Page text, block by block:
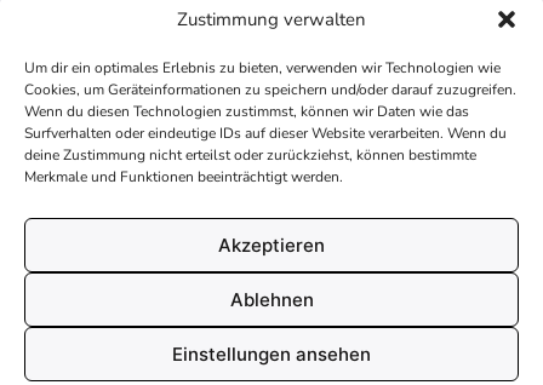
Zustimmung verwalten
Um dir ein optimales Erlebnis zu bieten, verwenden wir Technologien wie
Cookies, um Geräteinformationen zu speichern und/oder darauf zuzugreifen.
Wenn du diesen Technologien zustimmst, können wir Daten wie das
Surfverhalten oder eindeutige IDs auf dieser Website verarbeiten. Wenn du
deine Zustimmung nicht erteilst oder zurückziehst, können bestimmte
Merkmale und Funktionen beeinträchtigt werden.
Akzeptieren
Ablehnen
Einstellungen ansehen
Information
Über uns
Kontakt
Inhaltsrichtlinien
Recht & Datenschutz
Impressum
AGB
Cookies
© 2026 Malvorlagen24.de - Alle Rechte vorbehalten. Made with
in Deutschland.